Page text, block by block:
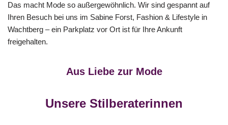
Das macht Mode so außergewöhnlich. Wir sind gespannt auf
Ihren Besuch bei uns im Sabine Forst, Fashion & Lifestyle in
Wachtberg – ein Parkplatz vor Ort ist für Ihre Ankunft
freigehalten.
Aus Liebe zur Mode
Unsere Stilberaterinnen